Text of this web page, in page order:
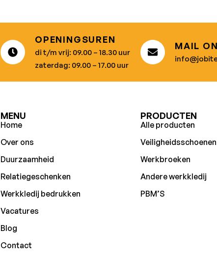
OPENINGSUREN
di t/m vrij: 09.00 – 18.30 uur
zaterdag: 09.00 – 17.00 uur
MAIL
MENU
Home
Over ons
Duurzaamheid
Relatiegeschenken
Werkkledij bedrukken
Vacatures
Blog
Contact
PRODUCTEN
Alle producten
Veiligheidsschoenen
Werkbroeken
Andere werkkledij
PBM’S